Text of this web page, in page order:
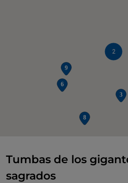
2
Tumbas de los
sagrados